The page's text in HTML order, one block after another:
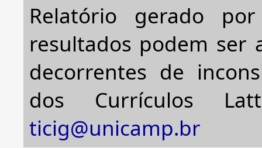
Relatório gerado
resultados podem ser
decorrentes de
dos Currículos
ticig@unicamp.br